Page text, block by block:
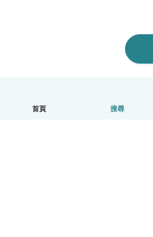
首頁 搜尋